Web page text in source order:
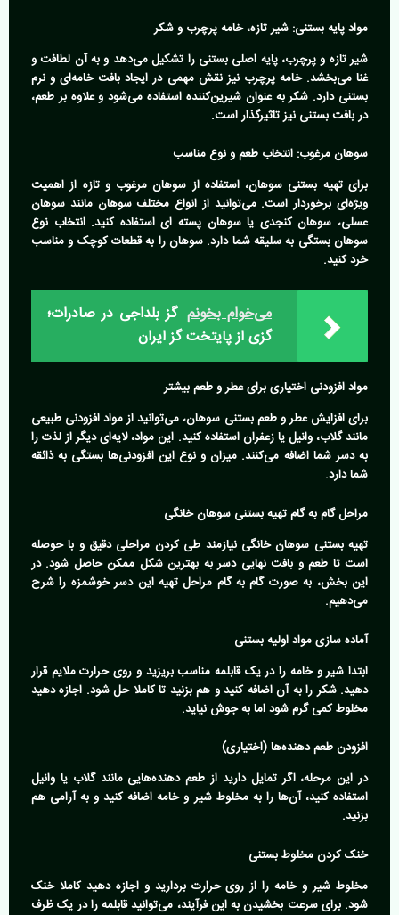
مواد پایه بستنی: شیر تازه، خامه پرچرب و شکر
شیر تازه و پرچرب، پایه اصلی بستنی را تشکیل می‌دهد و به آن لطافت و
غنا می‌بخشد. خامه پرچرب نیز نقش مهمی در ایجاد بافت خامه‌ای و نرم
بستنی دارد. شکر به عنوان شیرین‌کننده استفاده می‌شود و علاوه بر طعم،
در بافت بستنی نیز تاثیرگذار است.
سوهان مرغوب: انتخاب طعم و نوع مناسب
برای تهیه بستنی سوهان، استفاده از سوهان مرغوب و تازه از اهمیت
ویژه‌ای برخوردار است. می‌توانید از انواع مختلف سوهان مانند سوهان
عسلی، سوهان کنجدی یا سوهان پسته ای استفاده کنید. انتخاب نوع
سوهان بستگی به سلیقه شما دارد. سوهان را به قطعات کوچک و مناسب
خرد کنید.
می‌خوام بخونم گز بلداجی در صادرات؛
گزی از پایتخت گز ایران
مواد افزودنی اختیاری برای عطر و طعم بیشتر
برای افزایش عطر و طعم بستنی سوهان، می‌توانید از مواد افزودنی طبیعی
مانند گلاب، وانیل یا زعفران استفاده کنید. این مواد، لایه‌ای دیگر از لذت را
به دسر شما اضافه می‌کنند. میزان و نوع این افزودنی‌ها بستگی به ذائقه
شما دارد.
مراحل گام به گام تهیه بستنی سوهان خانگی
تهیه بستنی سوهان خانگی نیازمند طی کردن مراحلی دقیق و با حوصله
است تا طعم و بافت نهایی دسر به بهترین شکل ممکن حاصل شود. در
این بخش، به صورت گام به گام مراحل تهیه این دسر خوشمزه را شرح
می‌دهیم.
آماده سازی مواد اولیه بستنی
ابتدا شیر و خامه را در یک قابلمه مناسب بریزید و روی حرارت ملایم قرار
دهید. شکر را به آن اضافه کنید و هم بزنید تا کاملا حل شود. اجازه دهید
مخلوط کمی گرم شود اما به جوش نیاید.
افزودن طعم دهنده‌ها (اختیاری)
در این مرحله، اگر تمایل دارید از طعم دهنده‌هایی مانند گلاب یا وانیل
استفاده کنید، آن‌ها را به مخلوط شیر و خامه اضافه کنید و به آرامی هم
بزنید.
خنک کردن مخلوط بستنی
مخلوط شیر و خامه را از روی حرارت بردارید و اجازه دهید کاملا خنک
شود. برای سرعت بخشیدن به این فرآیند، می‌توانید قابلمه را در یک ظرف